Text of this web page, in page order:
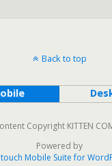
Back to top
Copyright KITTEN
Powered by
Mobile Suite for